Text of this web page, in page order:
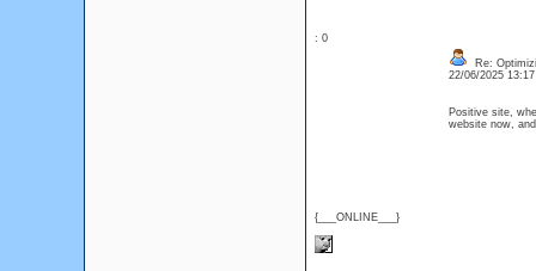
: 0
{___ONLINE___}
Re:
22/06/2025
Positive site,
website now,